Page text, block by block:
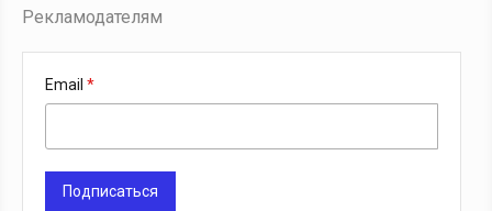
Рекламодателям
Email
Подписаться